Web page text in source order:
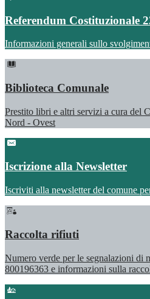
Referendum Costituzionale
Informazioni generali sullo
Biblioteca Comunale
Prestito libri e altri servizi a cura del
Nord - Ovest
Iscrizione alla Newsletter
Iscriviti alla newsletter del comune
Raccolta rifiuti
Numero verde per le segnalazioni di
800196363 e informazioni sulla